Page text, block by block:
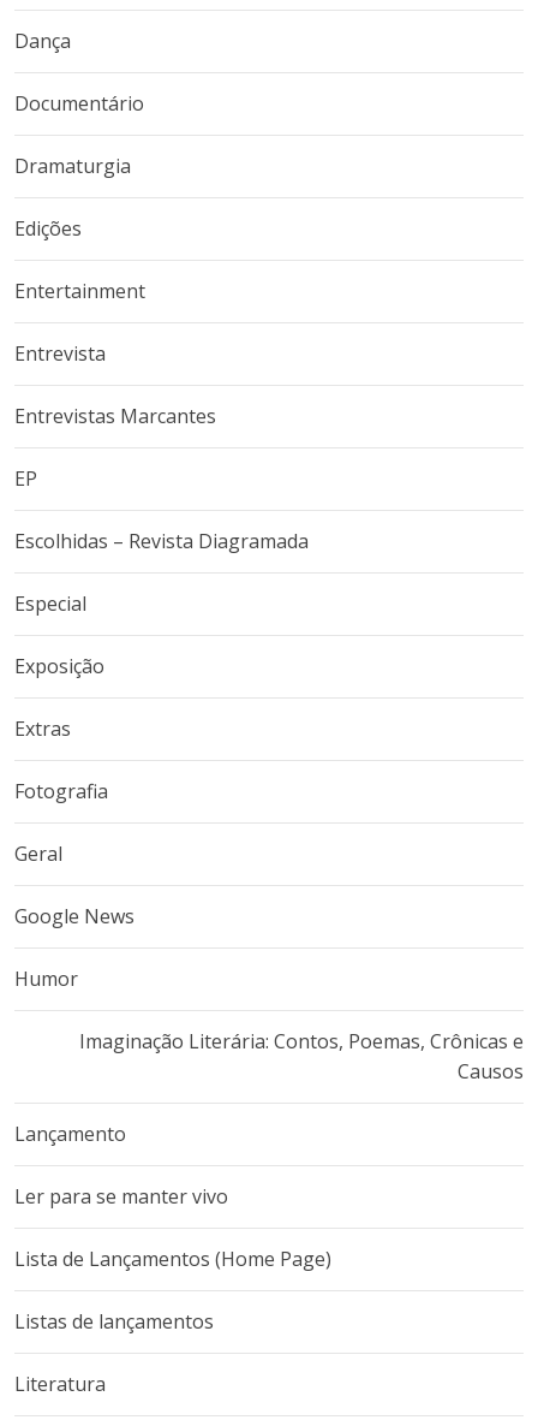
Dança
Documentário
Dramaturgia
Edições
Entertainment
Entrevista
Entrevistas Marcantes
EP
Escolhidas – Revista Diagramada
Especial
Exposição
Extras
Fotografia
Geral
Google News
Humor
Imaginação Literária: Contos, Poemas, Crônicas e
Causos
Lançamento
Ler para se manter vivo
Lista de Lançamentos (Home Page)
Listas de lançamentos
Literatura